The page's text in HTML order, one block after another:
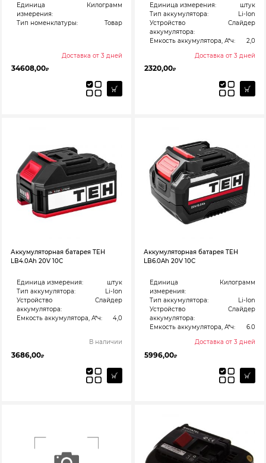
Единица
измерения:
Килограмм
Тип номенклатуры: Товар
Доставка от 3 дней
34608,00₽
Единица измерения:
штук
Тип аккумулятора:
Li-Ion
Устройство
аккумулятора:
Слайдер
Емкость аккумулятора, А*ч:
2,0
Доставка от 3 дней
2320,00₽
Аккумуляторная батарея TEH
LB4.0Ah 20V 10C
Единица измерения:
штук
Тип аккумулятора:
Li-Ion
Устройство
аккумулятора:
Слайдер
Емкость аккумулятора, А*ч: 4,0
В наличии
3686,00₽
Аккумуляторная батарея TEH
LB6.0Ah 20V 10C
Единица
измерения:
Килограмм
Тип аккумулятора:
Li-Ion
Устройство
аккумулятора:
Слайдер
Емкость аккумулятора, А*ч:
6.0
Доставка от 3 дней
5996,00₽